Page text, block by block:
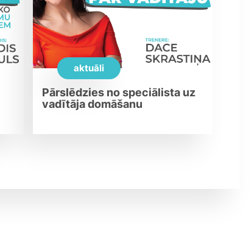
aktuāli
Pārslēdzies no speciālista uz
vadītāja domāšanu